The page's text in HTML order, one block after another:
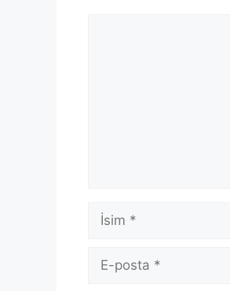
İsim
posta